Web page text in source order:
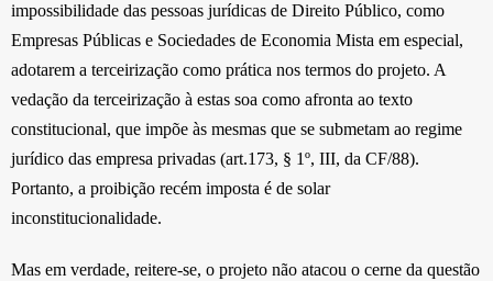
impossibilidade das pessoas jurídicas de Direito Público, como
Empresas Públicas e Sociedades de Economia Mista em especial,
adotarem a terceirização como prática nos termos do projeto. A
vedação da terceirização à estas soa como afronta ao texto
constitucional, que impõe às mesmas que se submetam ao regime
jurídico das empresa privadas (art.173, § 1º, III, da CF/88).
Portanto, a proibição recém imposta é de solar
inconstitucionalidade.
Mas em verdade, reitere-se, o projeto não atacou o cerne da questão